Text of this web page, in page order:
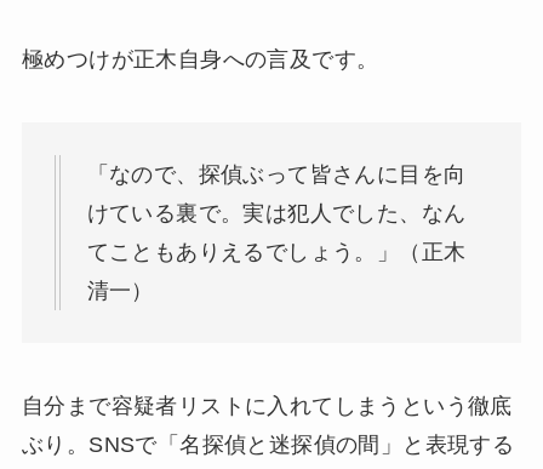
極めつけが正木自身への言及です。
「なので、探偵ぶって皆さんに目を向
けている裏で。実は犯人でした、なん
てこともありえるでしょう。」（正木
清一）
自分まで容疑者リストに入れてしまうという徹底
ぶり。SNSで「名探偵と迷探偵の間」と表現する